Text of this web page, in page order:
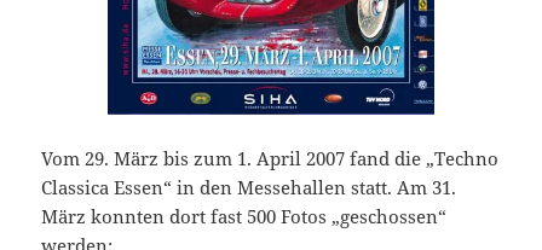
Vom 29. März bis zum 1. April 2007 fand die „Techno
Classica Essen“ in den Messehallen statt. Am 31.
März konnten dort fast 500 Fotos „geschossen“